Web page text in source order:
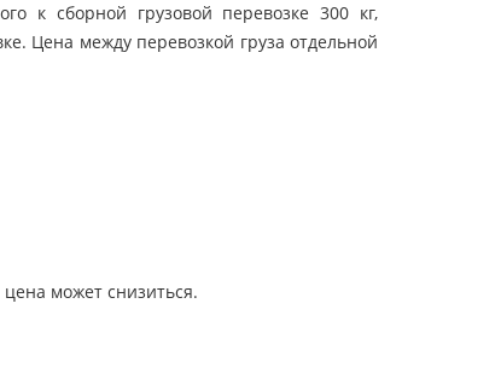
к сборной грузовой перевозке 300 кг,
Цена между перевозкой груза отдельной
может снизиться.